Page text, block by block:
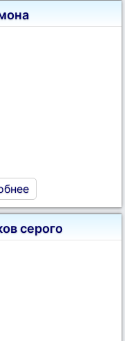
серого